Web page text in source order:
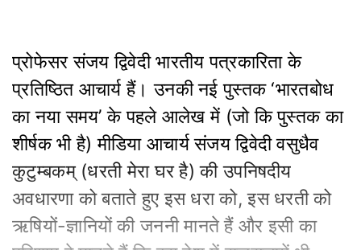
प्रोफेसर संजय द्विवेदी भारतीय पत्रकारिता के
प्रतिष्ठित आचार्य हैं। उनकी नई पुस्तक ‘भारतबोध
का नया समय’ के पहले आलेख में (जो कि पुस्तक का
शीर्षक भी है) मीडिया आचार्य संजय द्विवेदी वसुधैव
कुटुम्बकम् (धरती मेरा घर है) की उपनिषदीय
अवधारणा को बताते हुए इस धरा को, इस धरती को
ऋषियों-ज्ञानियों की जननी मानते हैं और इसी का